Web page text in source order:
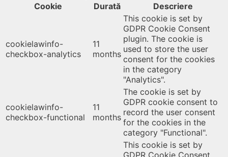
Cookie
Durată Descriere
cookielawinfo-
checkbox-analytics
11
months
This cookie is set by
GDPR Cookie Consent
plugin. The cookie is
used to store the user
consent for the cookies
in the category
"Analytics".
cookielawinfo-
checkbox-functional
11
months
The cookie is set by
GDPR cookie consent to
record the user consent
for the cookies in the
category "Functional".
This cookie is set by
GDPR Cookie Consent